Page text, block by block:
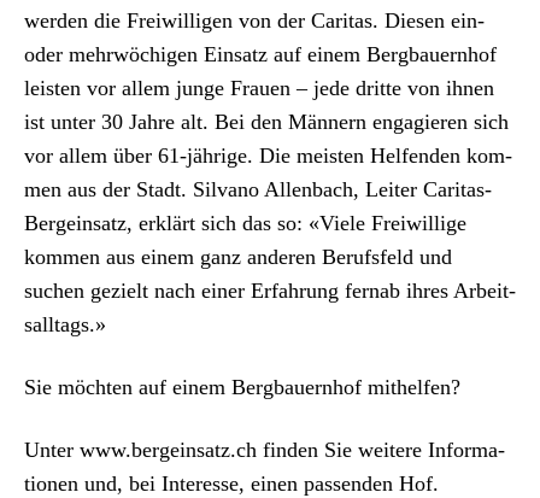
Suchen
wer­den die Frei­willi­gen von der Car­i­tas. Diesen ein-
oder mehrwöchi­gen Ein­satz auf einem Berg­bauern­hof
leis­ten vor allem junge Frauen – jede dritte von ihnen
ist unter 30 Jahre alt. Bei den Män­nern engagieren sich
vor allem über 61-jährige. Die meis­ten Helfend­en kom­
men aus der Stadt. Sil­vano Allen­bach, Leit­er Car­i­tas-
Bergein­satz, erk­lärt sich das so: «Viele Frei­willige
kom­men aus einem ganz anderen Berufs­feld und
suchen gezielt nach ein­er Erfahrung fernab ihres Arbeit­
sall­t­ags.»
Sie möcht­en auf einem Berg­bauern­hof mithelfen?
Unter www.bergeinsatz.ch find­en Sie weit­ere Infor­ma­
tio­nen und, bei Inter­esse, einen passenden Hof.